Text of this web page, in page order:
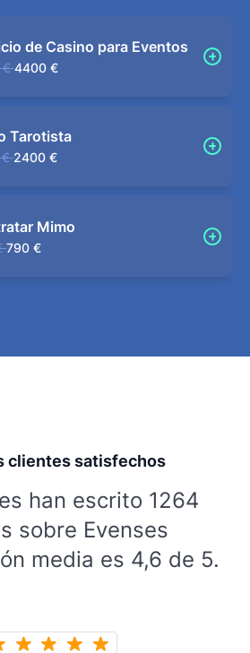
de Casino para Eventos
€ 4400 €
Tarotista
2400 €
Mimo
790 €
clientes satisfechos
han escrito 1264
sobre Evenses
media es 4,6 de 5.